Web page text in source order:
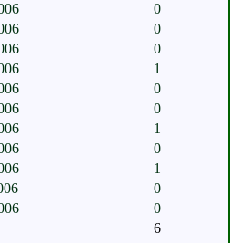
0
0
0
1
0
0
1
0
1
0
0
6